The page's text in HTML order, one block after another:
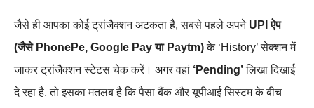
जैसे ही आपका कोई ट्रांजैक्शन अटकता है, सबसे पहले अपने UPI ऐप
(जैसे PhonePe, Google Pay या Paytm)के ‘History’ सेक्शन में
जाकर ट्रांजैक्शन स्टेटस चेक करें। अगर वहां ‘Pending’लिखा दिखाई
दे रहा है, तो इसका मतलब है कि पैसा बैंक और यूपीआई सिस्टम के बीच